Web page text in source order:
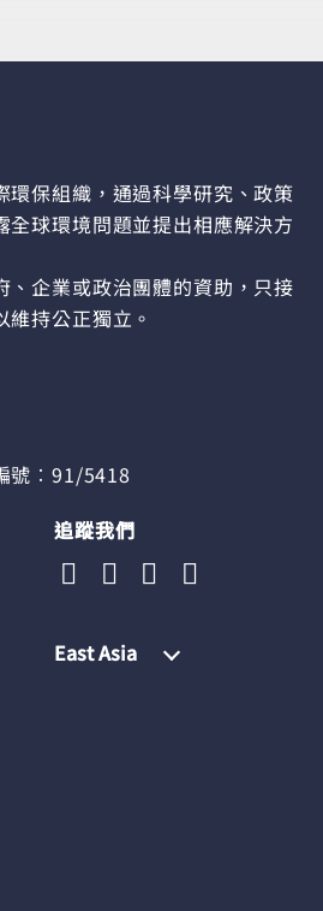
環保組織，通過科學研究、政策
全球環境問題並提出相應解決方
、企業或政治團體的資助，只接
持公正獨立。
號︰91/5418
追蹤我們
East Asia